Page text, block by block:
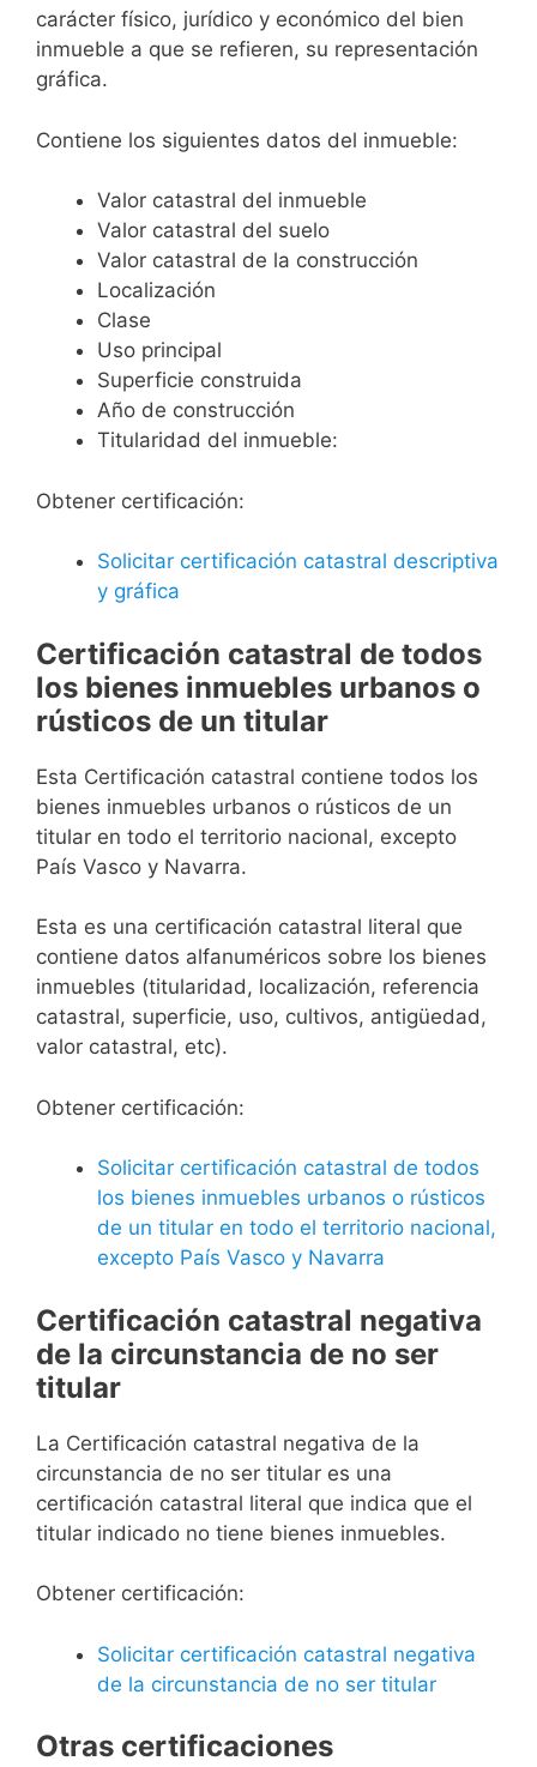
carácter físico, jurídico y económico del bien
inmueble a que se refieren, su representación
gráfica.
Contiene los siguientes datos del inmueble:
Valor catastral del inmueble
Valor catastral del suelo
Valor catastral de la construcción
Localización
Clase
Uso principal
Superficie construida
Año de construcción
Titularidad del inmueble:
Obtener certificación:
Solicitar certificación catastral descriptiva
y gráfica
Certificación catastral de todos
los bienes inmuebles urbanos o
rústicos de un titular
Esta Certificación catastral contiene todos los
bienes inmuebles urbanos o rústicos de un
titular en todo el territorio nacional, excepto
País Vasco y Navarra.
Esta es una certificación catastral literal que
contiene datos alfanuméricos sobre los bienes
inmuebles (titularidad, localización, referencia
catastral, superficie, uso, cultivos, antigüedad,
valor catastral, etc).
Obtener certificación:
Solicitar certificación catastral de todos
los bienes inmuebles urbanos o rústicos
de un titular en todo el territorio nacional,
excepto País Vasco y Navarra
Certificación catastral negativa
de la circunstancia de no ser
titular
La Certificación catastral negativa de la
circunstancia de no ser titular es una
certificación catastral literal que indica que el
titular indicado no tiene bienes inmuebles.
Obtener certificación:
Solicitar certificación catastral negativa
de la circunstancia de no ser titular
Otras certificaciones